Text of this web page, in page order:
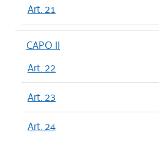
Art. 21
CAPO II
Art. 22
Art. 23
Art. 24